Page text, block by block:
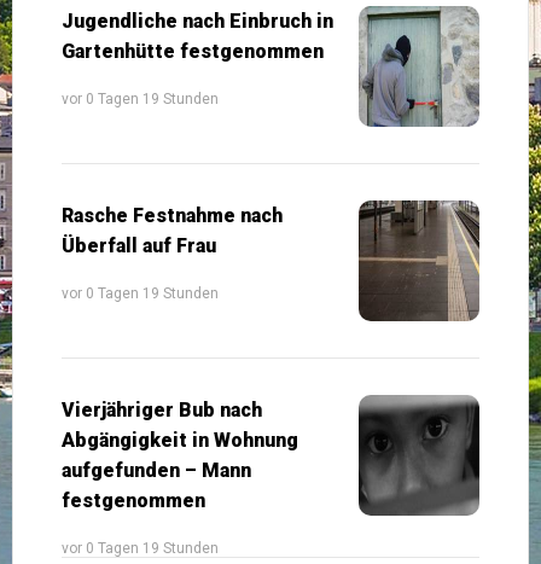
Jugendliche nach Einbruch in
Gartenhütte festgenommen
vor 0 Tagen 19 Stunden
Rasche Festnahme nach
Überfall auf Frau
vor 0 Tagen 19 Stunden
Vierjähriger Bub nach
Abgängigkeit in Wohnung
aufgefunden – Mann
festgenommen
vor 0 Tagen 19 Stunden